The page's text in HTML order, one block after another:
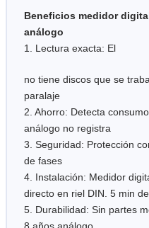
Beneficios medidor
análogo
1. Lectura exacta: El
no tiene discos que se
paralaje
2. Ahorro: Detecta
análogo no registra
3. Seguridad: Protección
de fases
4. Instalación: Medidor
directo en riel DIN. 5 min
5. Durabilidad: Sin partes
8 años análogo